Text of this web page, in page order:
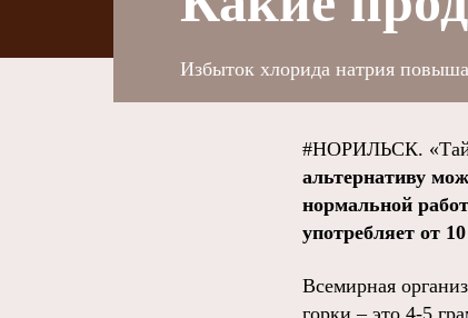
Избыток хлорида натрия
#НОРИЛЬСК.
альтернативу
нормальной
употребляет от
Всемирная
горки – это 4-5